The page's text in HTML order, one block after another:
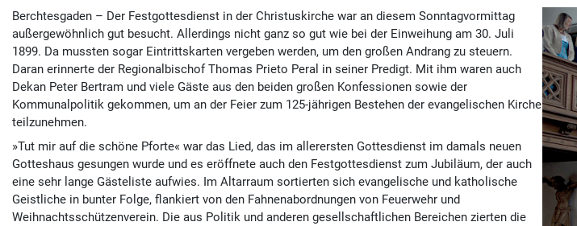
Berchtesgaden – Der Festgottesdienst in der Christuskirche war an diesem Sonntagvormittag
außergewöhnlich gut besucht. Allerdings nicht ganz so gut wie bei der Einweihung am 30. Juli
1899. Da mussten sogar Eintrittskarten vergeben werden, um den großen Andrang zu steuern.
Daran erinnerte der Regionalbischof Thomas Prieto Peral in seiner Predigt. Mit ihm waren auch
Dekan Peter Bertram und viele Gäste aus den beiden großen Konfessionen sowie der
Kommunalpolitik gekommen, um an der Feier zum 125-jährigen Bestehen der evangelischen Kirche
teilzunehmen.
»Tut mir auf die schöne Pforte« war das Lied, das im allerersten Gottesdienst im damals neuen
Gotteshaus gesungen wurde und es eröffnete auch den Festgottesdienst zum Jubiläum, der auch
eine sehr lange Gästeliste aufwies. Im Altarraum sortierten sich evangelische und katholische
Geistliche in bunter Folge, flankiert von den Fahnenabordnungen von Feuerwehr und
Weihnachtsschützenverein. Die aus Politik und anderen gesellschaftlichen Bereichen zierten die